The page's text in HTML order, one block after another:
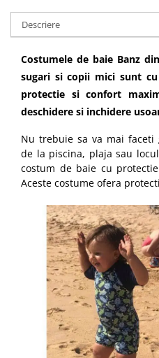
Descriere
Costumele de baie Banz
sugari si copii mici sunt
protectie si confort
deschidere si inchidere
Nu trebuie sa va mai
de la piscina, plaja sau
costum de baie cu
Aceste costume ofera